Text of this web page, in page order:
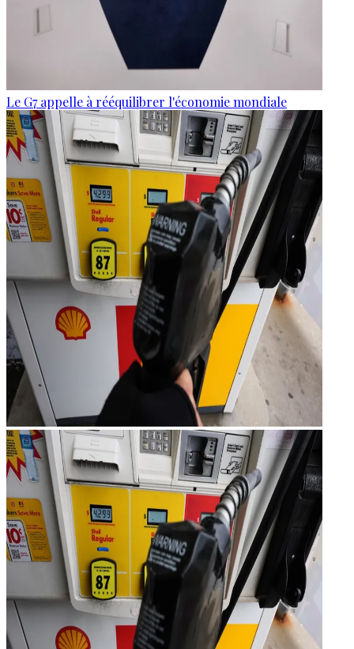
Le G7 appelle à rééquilibrer l'économie mondiale